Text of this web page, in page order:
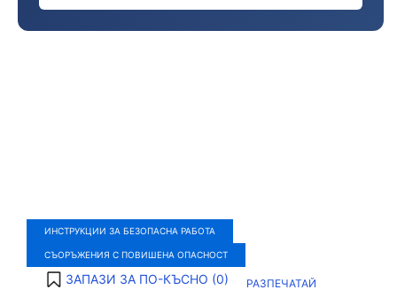
ИНСТРУКЦИИ ЗА БЕЗОПАСНА РАБОТА
СЪОРЪЖЕНИЯ С ПОВИШЕНА ОПАСНОСТ
ЗАПАЗИ ЗА ПО-КЪСНО (0) РАЗПЕЧАТАЙ